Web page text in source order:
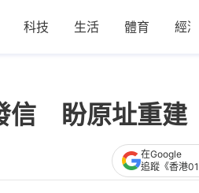
科技 生活 體育 經濟
信 盼原址重建
在Google
追蹤《香港01